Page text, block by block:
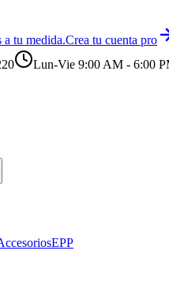
a tu medida.Crea tu cuenta pro
Lun-Vie 9:00 AM - 6:00
EPP